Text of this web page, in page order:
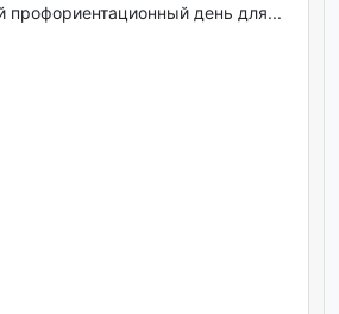
профориентационный день для...